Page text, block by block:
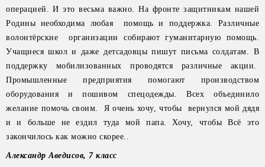
операцией. И это весьма важно. На фронте защитникам нашей
Родины необходима любая помощь и поддержка. Различные
волонтёрские организации собирают гуманитарную помощь.
Учащиеся школ и даже детсадовцы пишут письма солдатам. В
поддержку мобилизованных проводятся различные акции.
Промышленные предприятия помогают производством
оборудования и пошивом спецодежды. Всех объединило
желание помочь своим. Я очень хочу, чтобы вернулся мой дядя
и и больше не ездил туда мой папа. Хочу, чтобы Всё это
закончилось как можно скорее..
Александр Аведисов, 7 класс